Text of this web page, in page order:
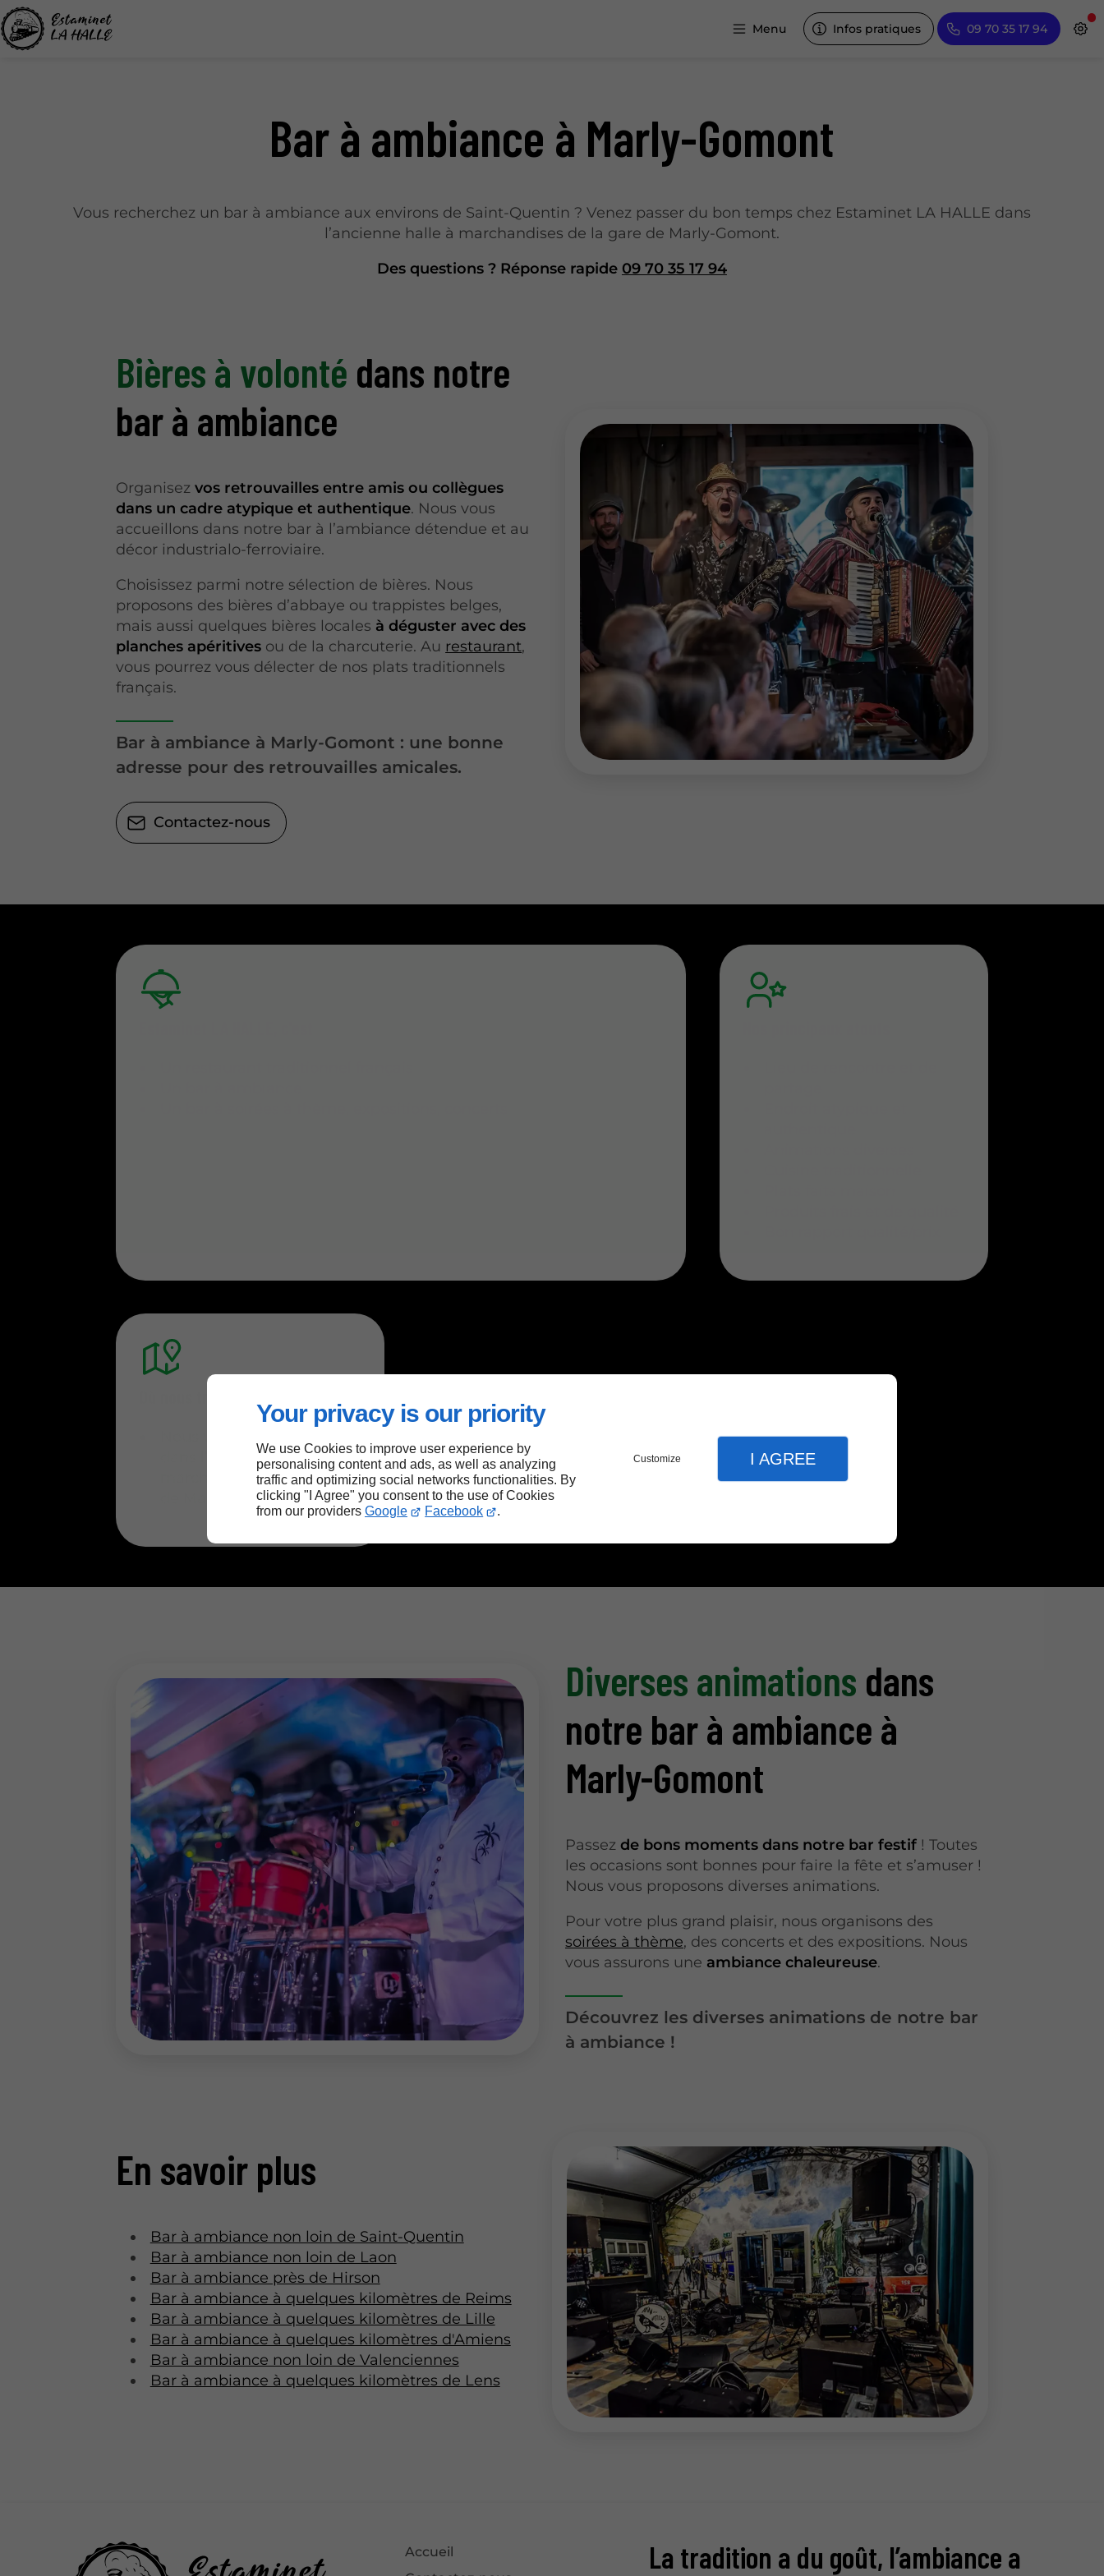
Your privacy is our priority
We use Cookies to improve user experience by
personalising content and ads, as well as analyzing
traffic and optimizing social networks functionalities. By
clicking "I Agree" you consent to the use of Cookies
from our providers Google Facebook .
Customize I AGREE
Menu Infos pratiques 09 70 35 17 94
Bar à ambiance à Marly-Gomont
Vous recherchez un bar à ambiance aux environs de Saint-Quentin ? Venez passer du bon temps chez Estaminet LA HALLE dans
l’ancienne halle à marchandises de la gare de Marly-Gomont.
Des questions ? Réponse rapide 09 70 35 17 94
Bières à volonté dans notre
bar à ambiance
Organisezvos retrouvailles entre amis ou collègues
dans un cadre atypique et authentique. Nous vous
accueillons dans notre bar à l’ambiance détendue et au
décor industrialo-ferroviaire.
Choisissez parmi notre sélection de bières. Nous
proposons des bières d’abbaye ou trappistes belges,
mais aussi quelques bières locales à déguster avec des
planches apéritives ou de la charcuterie. Au restaurant,
vous pourrez vous délecter de nos plats traditionnels
français.
Bar à ambiance à Marly-Gomont : une bonne
adresse pour des retrouvailles amicales.
Contactez-nous
dans l’ancienne halle à
marchandises de la gare
de Marly-Gomont.
Diverses animations dans
notre bar à ambiance à
Marly-Gomont
Passez de bons moments dans notre bar festif ! Toutes
les occasions sont bonnes pour faire la fête et s’amuser !
Nous vous proposons diverses animations.
Pour votre plus grand plaisir, nous organisons des
soirées à thème, des concerts et des expositions. Nous
vous assurons une ambiance chaleureuse.
Découvrez les diverses animations de notre bar
à ambiance !
En savoir plus
Bar à ambiance non loin de Saint-Quentin
Bar à ambiance non loin de Laon
Bar à ambiance près de Hirson
Bar à ambiance à quelques kilomètres de Reims
Bar à ambiance à quelques kilomètres de Lille
Bar à ambiance à quelques kilomètres d'Amiens
Bar à ambiance non loin de Valenciennes
Bar à ambiance à quelques kilomètres de Lens
Accueil
La tradition a du goût, l’ambiance a